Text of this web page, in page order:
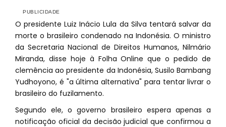
O presidente Luiz Inácio Lula da Silva tentará salvar da
morte o brasileiro condenado na Indonésia. O ministro
da Secretaria Nacional de Direitos Humanos, Nilmário
Miranda, disse hoje à Folha Online que o pedido de
clemência ao presidente da Indonésia, Susilo Bambang
Yudhoyono, é "a última alternativa" para tentar livrar o
brasileiro do fuzilamento.
Segundo ele, o governo brasileiro espera apenas a
notificação oficial da decisão judicial que confirmou a